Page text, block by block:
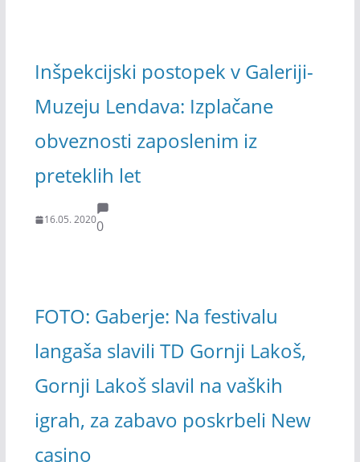
Inšpekcijski postopek v Galeriji-
Muzeju Lendava: Izplačane
obveznosti zaposlenim iz
preteklih let
16.05. 20200
FOTO: Gaberje: Na festivalu
langaša slavili TD Gornji Lakoš,
Gornji Lakoš slavil na vaških
igrah, za zabavo poskrbeli New
casino